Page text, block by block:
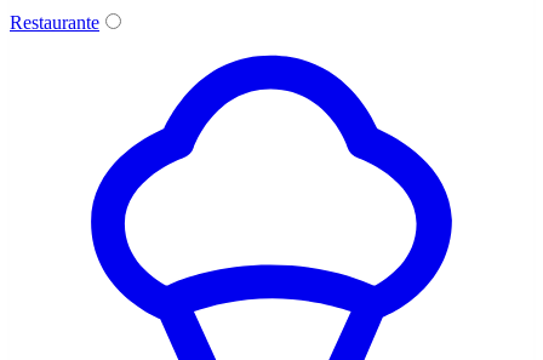
Restaurante